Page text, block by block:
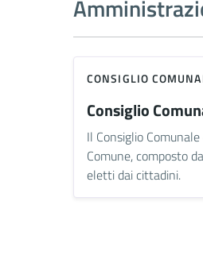
CONSIGLIO
Consiglio
Il Consiglio
Comune, composto
eletti dai cittadini.